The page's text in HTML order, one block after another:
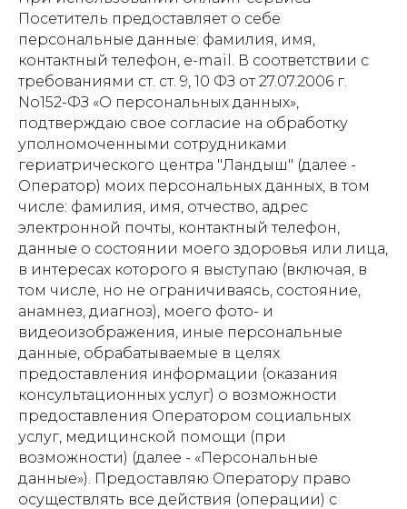
Посетитель предоставляет о себе
персональные данные: фамилия, имя,
контактный телефон, e-mail. В соответствии с
требованиями ст. ст. 9, 10 ФЗ от 27.07.2006 г.
No152-ФЗ «О персональных данных»,
подтверждаю свое согласие на обработку
уполномоченными сотрудниками
гериатрического центра "Ландыш" (далее -
Оператор) моих персональных данных, в том
числе: фамилия, имя, отчество, адрес
электронной почты, контактный телефон,
данные о состоянии моего здоровья или лица,
в интересах которого я выступаю (включая, в
том числе, но не ограничиваясь, состояние,
анамнез, диагноз), моего фото- и
видеоизображения, иные персональные
данные, обрабатываемые в целях
предоставления информации (оказания
консультационных услуг) о возможности
предоставления Оператором социальных
услуг, медицинской помощи (при
возможности) (далее - «Персональные
данные»). Предоставляю Оператору право
осуществлять все действия (операции) с